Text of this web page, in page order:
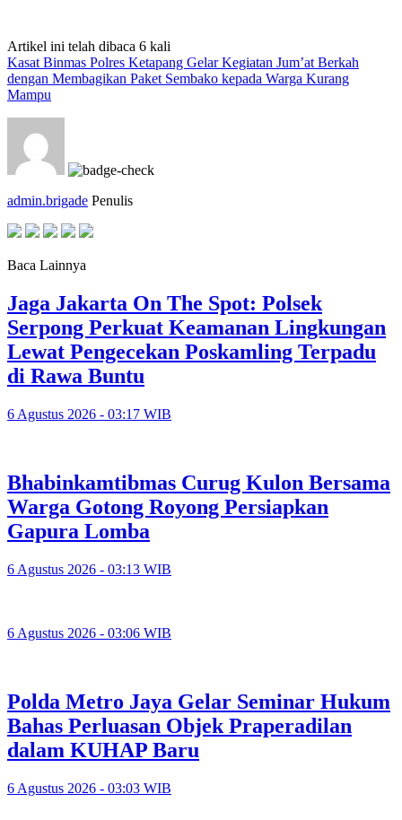
Artikel ini telah dibaca 6 kali
Kasat Binmas Polres Ketapang Gelar Kegiatan Jum’at Berkah
dengan Membagikan Paket Sembako kepada Warga Kurang
Mampu
admin.brigade Penulis
Baca Lainnya
Jaga Jakarta On The Spot: Polsek
Serpong Perkuat Keamanan Lingkungan
Lewat Pengecekan Poskamling Terpadu
di Rawa Buntu
6 Agustus 2026 - 03:17 WIB
Bhabinkamtibmas Curug Kulon Bersama
Warga Gotong Royong Persiapkan
Gapura Lomba
6 Agustus 2026 - 03:13 WIB
6 Agustus 2026 - 03:06 WIB
Polda Metro Jaya Gelar Seminar Hukum
Bahas Perluasan Objek Praperadilan
dalam KUHAP Baru
6 Agustus 2026 - 03:03 WIB